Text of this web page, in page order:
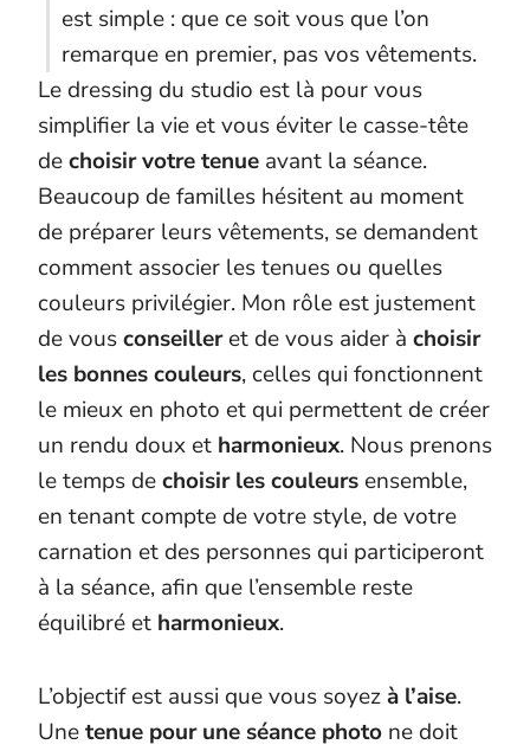
est simple : que ce soit vous que l’on
remarque en premier, pas vos vêtements.
Le dressing du studio est là pour vous
simplifier la vie et vous éviter le casse-tête
dechoisir votre tenue avant la séance.
Beaucoup de familles hésitent au moment
de préparer leurs vêtements, se demandent
comment associer les tenues ou quelles
couleurs privilégier. Mon rôle est justement
de vousconseilleret de vous aider à choisir
les bonnes couleurs, celles qui fonctionnent
le mieux en photo et qui permettent de créer
un rendu doux et harmonieux. Nous prenons
le temps dechoisir les couleurs ensemble,
en tenant compte de votre style, de votre
carnation et des personnes qui participeront
à la séance, afin que l’ensemble reste
équilibré et harmonieux.
L’objectif est aussi que vous soyezà l’aise.
Unetenue pour une séance photo ne doit